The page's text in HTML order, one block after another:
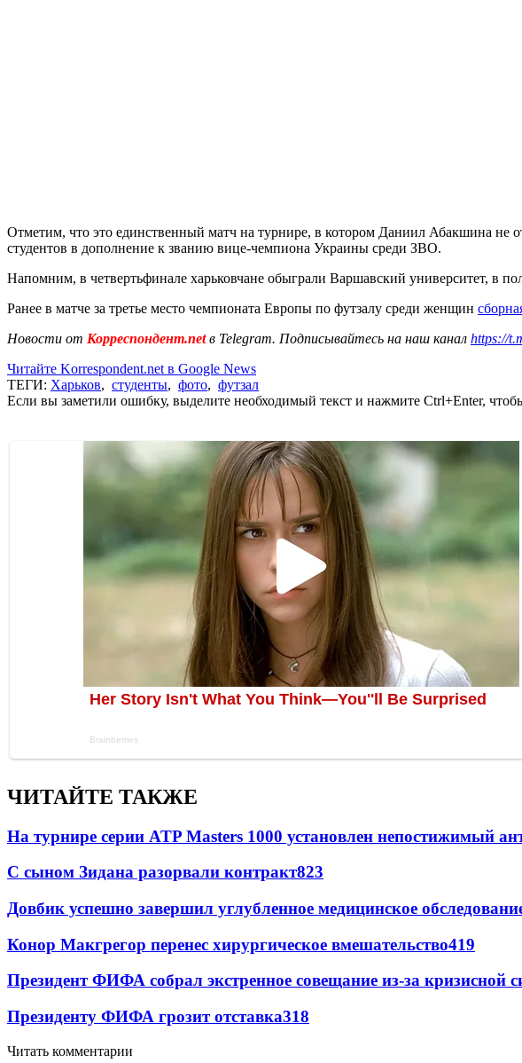
Отметим, что это единственный матч на турнире, в котором Даниил Абакшина не
студентов в дополнение к званию вице-чемпиона Украины среди ЗВО.
Напомним, в четвертьфинале харьковчане обыграли Варшавский университет, в
Ранее в матче за третье место чемпионата Европы по футзалу среди женщин
Новости от Корреспондент.netв Telegram. Подписывайтесь на наш канал https://
Читайте Korrespondent.net в Google News
ТЕГИ: Харьков, студенты, фото, футзал
Если вы заметили ошибку, выделите необходимый текст и нажмите Ctrl+Enter,
ЧИТАЙТЕ ТАКЖЕ
На турнире серии ATP Masters 1000 установлен непостижимый
С сыном Зидана разорвали контракт823
Довбик успешно завершил углубленное медицинское
Конор Макгрегор перенес хирургическое вмешательство419
Президент ФИФА собрал экстренное совещание из-за кризисной
Президенту ФИФА грозит отставка318
Читать комментарии